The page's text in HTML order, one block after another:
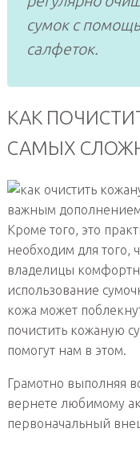
сумок с
салфеток.
КАК
САМЫХ
важным
Кроме того, это
необходим для того,
владелицы
использование
кожа может
почистить кожаную
помогут нам в этом.
Грамотно выполняя
вернете любимому
первоначальный